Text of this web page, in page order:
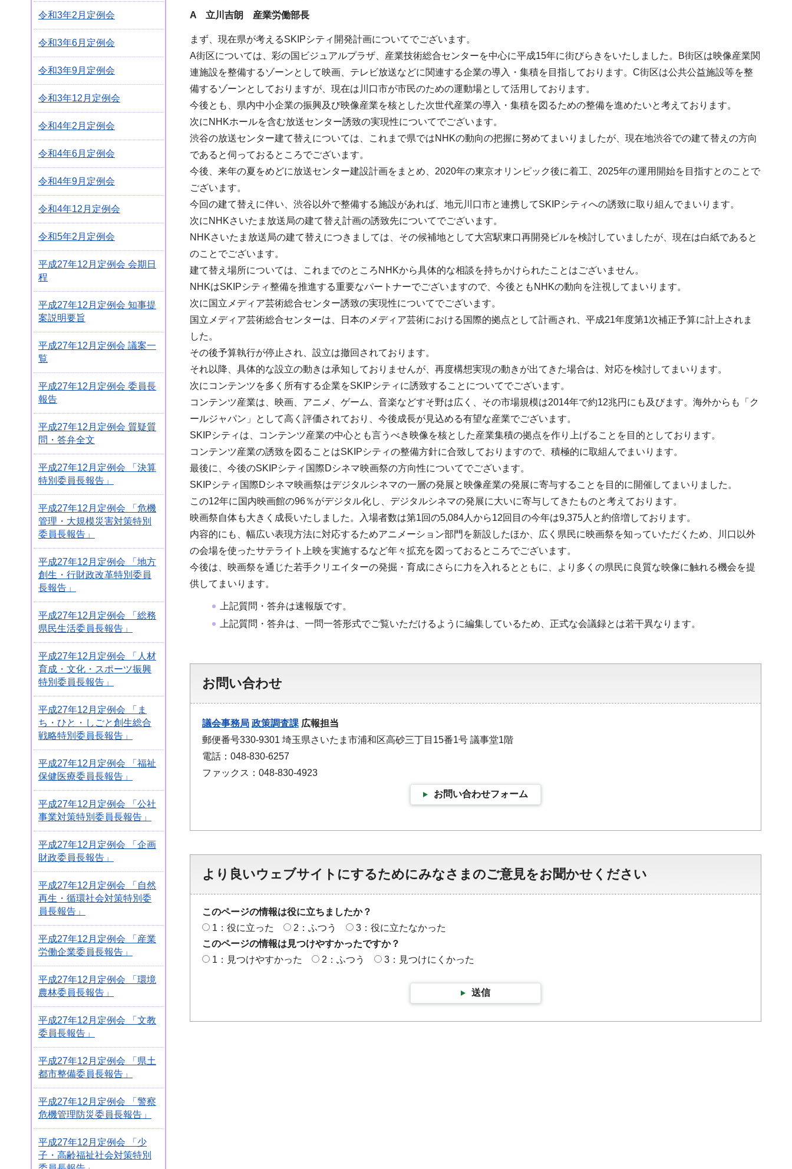
令和3年2月定例会
令和3年6月定例会
令和3年9月定例会
令和3年12月定例会
令和4年2月定例会
令和4年6月定例会
令和4年9月定例会
令和4年12月定例会
令和5年2月定例会
平成27年12月定例会 会期日
程
平成27年12月定例会 知事提
案説明要旨
平成27年12月定例会 議案一
覧
平成27年12月定例会 委員長
報告
平成27年12月定例会 質疑質
問・答弁全文
平成27年12月定例会 「決算
特別委員長報告」
平成27年12月定例会 「危機
管理・大規模災害対策特別
委員長報告」
平成27年12月定例会 「地方
創生・行財政改革特別委員
長報告」
平成27年12月定例会 「総務
県民生活委員長報告」
平成27年12月定例会 「人材
育成・文化・スポーツ振興
特別委員長報告」
平成27年12月定例会 「ま
ち・ひと・しごと創生総合
戦略特別委員長報告」
平成27年12月定例会 「福祉
保健医療委員長報告」
平成27年12月定例会 「公社
事業対策特別委員長報告」
平成27年12月定例会 「企画
財政委員長報告」
平成27年12月定例会 「自然
再生・循環社会対策特別委
員長報告」
平成27年12月定例会 「産業
労働企業委員長報告」
平成27年12月定例会 「環境
農林委員長報告」
平成27年12月定例会 「文教
委員長報告」
平成27年12月定例会 「県土
都市整備委員長報告」
平成27年12月定例会 「警察
危機管理防災委員長報告」
平成27年12月定例会 「少
子・高齢福祉社会対策特別
A 立川吉朗 産業労働部長
まず、現在県が考えるSKIPシティ開発計画についてでございます。
A街区については、彩の国ビジュアルプラザ、産業技術総合センターを中心に平成15年に街びらきをいたしました。B街区は映像産業関
連施設を整備するゾーンとして映画、テレビ放送などに関連する企業の導入・集積を目指しております。C街区は公共公益施設等を整
備するゾーンとしておりますが、現在は川口市が市民のための運動場として活用しております。
今後とも、県内中小企業の振興及び映像産業を核とした次世代産業の導入・集積を図るための整備を進めたいと考えております。
次にNHKホールを含む放送センター誘致の実現性についてでございます。
渋谷の放送センター建て替えについては、これまで県ではNHKの動向の把握に努めてまいりましたが、現在地渋谷での建て替えの方向
であると伺っておるところでございます。
今後、来年の夏をめどに放送センター建設計画をまとめ、2020年の東京オリンピック後に着工、2025年の運用開始を目指すとのことで
ございます。
今回の建て替えに伴い、渋谷以外で整備する施設があれば、地元川口市と連携してSKIPシティへの誘致に取り組んでまいります。
次にNHKさいたま放送局の建て替え計画の誘致先についてでございます。
NHKさいたま放送局の建て替えにつきましては、その候補地として大宮駅東口再開発ビルを検討していましたが、現在は白紙であると
のことでございます。
建て替え場所については、これまでのところNHKから具体的な相談を持ちかけられたことはございません。
NHKはSKIPシティ整備を推進する重要なパートナーでございますので、今後ともNHKの動向を注視してまいります。
次に国立メディア芸術総合センター誘致の実現性についてでございます。
国立メディア芸術総合センターは、日本のメディア芸術における国際的拠点として計画され、平成21年度第1次補正予算に計上されま
した。
その後予算執行が停止され、設立は撤回されております。
それ以降、具体的な設立の動きは承知しておりませんが、再度構想実現の動きが出てきた場合は、対応を検討してまいります。
次にコンテンツを多く所有する企業をSKIPシティに誘致することについてでございます。
コンテンツ産業は、映画、アニメ、ゲーム、音楽などすそ野は広く、その市場規模は2014年で約12兆円にも及びます。海外からも「ク
ールジャパン」として高く評価されており、今後成長が見込める有望な産業でございます。
SKIPシティは、コンテンツ産業の中心とも言うべき映像を核とした産業集積の拠点を作り上げることを目的としております。
コンテンツ産業の誘致を図ることはSKIPシティの整備方針に合致しておりますので、積極的に取組んでまいります。
最後に、今後のSKIPシティ国際Dシネマ映画祭の方向性についてでございます。
SKIPシティ国際Dシネマ映画祭はデジタルシネマの一層の発展と映像産業の発展に寄与することを目的に開催してまいりました。
この12年に国内映画館の96％がデジタル化し、デジタルシネマの発展に大いに寄与してきたものと考えております。
映画祭自体も大きく成長いたしました。入場者数は第1回の5,084人から12回目の今年は9,375人と約倍増しております。
内容的にも、幅広い表現方法に対応するためアニメーション部門を新設したほか、広く県民に映画祭を知っていただくため、川口以外
の会場を使ったサテライト上映を実施するなど年々拡充を図っておるところでございます。
今後は、映画祭を通じた若手クリエイターの発掘・育成にさらに力を入れるとともに、より多くの県民に良質な映像に触れる機会を提
供してまいります。
上記質問・答弁は速報版です。
上記質問・答弁は、一問一答形式でご覧いただけるように編集しているため、正式な会議録とは若干異なります。
お問い合わせ
議会事務局 政策調査課 広報担当
郵便番号330-9301 埼玉県さいたま市浦和区高砂三丁目15番1号 議事堂1階
電話：048-830-6257
ファックス：048-830-4923
お問い合わせフォーム
より良いウェブサイトにするためにみなさまのご意見をお聞かせください
このページの情報は役に立ちましたか？
1：役に立った
2：ふつう
3：役に立たなかった
このページの情報は見つけやすかったですか？
1：見つけやすかった
2：ふつう 3：見つけにくかった
送信